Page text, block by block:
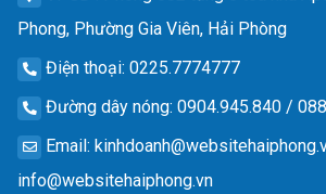
Phong, Phường Gia Viên, Hải Phòng
Điện thoại: 0225.7774777
Đường dây nóng: 0904.945.840 /
Email:
info@websitehaiphong.vn